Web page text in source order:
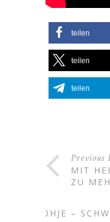
teilen
teilen
teilen
Previous
MIT
ZU
OHJE –